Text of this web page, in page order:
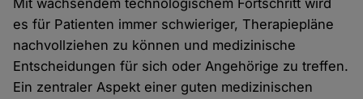
Mit wachsendem technologischem Fortschritt wird
es für Patienten immer schwieriger, Therapiepläne
nachvollziehen zu können und medizinische
Entscheidungen für sich oder Angehörige zu treffen.
Ein zentraler Aspekt einer guten medizinischen